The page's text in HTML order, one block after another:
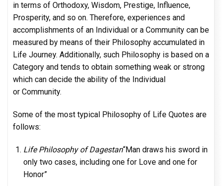
in terms of Orthodoxy, Wisdom, Prestige, Influence,
Prosperity, and so on. Therefore, experiences and
accomplishments of an Individual or a Community can be
measured by means of their Philosophy accumulated in
Life Journey. Additionally, such Philosophy is based on a
Category and tends to obtain something weak or strong
which can decide the ability of the Individual
or Community.
Some of the most typical Philosophy of Life Quotes are
follows:
Life Philosophy of Dagestan“Man draws his sword in
only two cases, including one for Love and one for
Honor”